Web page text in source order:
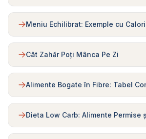
Meniu Echilibrat: Exemple cu
Cât Zahăr Poți Mânca Pe Zi
Alimente Bogate în Fibre: Tabel
Dieta Low Carb: Alimente Permise